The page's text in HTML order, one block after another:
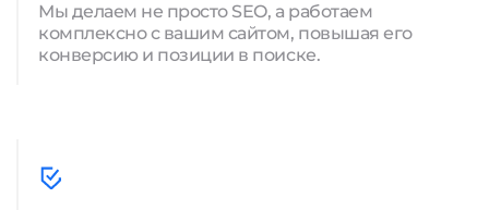
Мы делаем не просто SEO, а работаем
комплексно с вашим сайтом, повышая его
конверсию и позиции в поиске.